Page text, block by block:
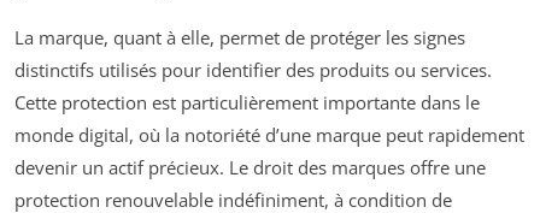
La marque, quant à elle, permet de protéger les signes
distinctifs utilisés pour identifier des produits ou services.
Cette protection est particulièrement importante dans le
monde digital, où la notoriété d’une marque peut rapidement
devenir un actif précieux. Le droit des marques offre une
protection renouvelable indéfiniment, à condition de